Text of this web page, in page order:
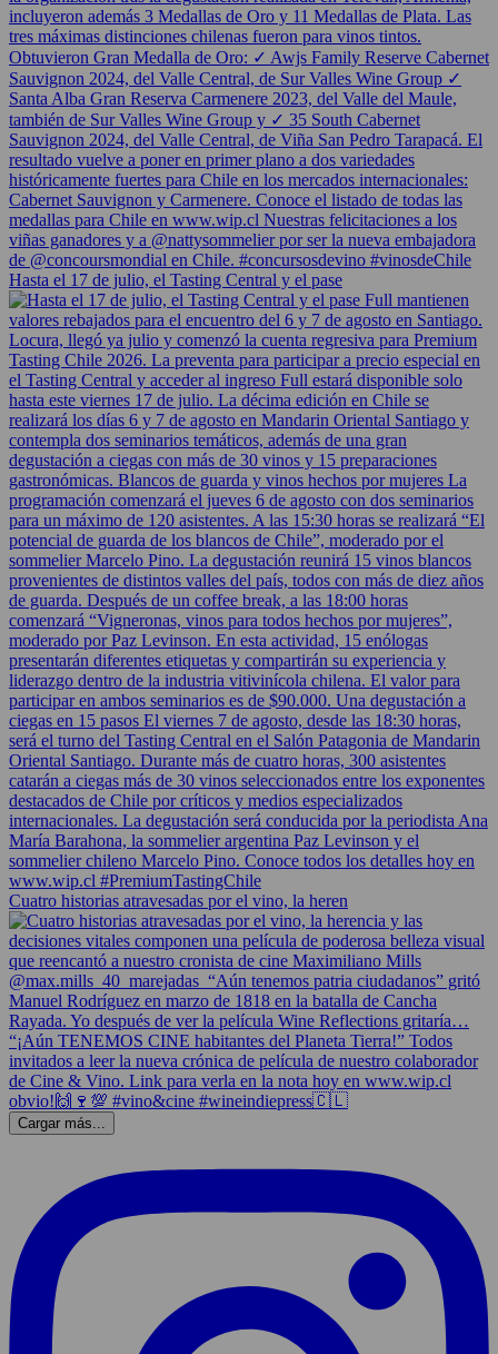
Hasta el 17 de julio, el Tasting Central y el pase
Cuatro historias atravesadas por el vino, la heren
Cargar más...